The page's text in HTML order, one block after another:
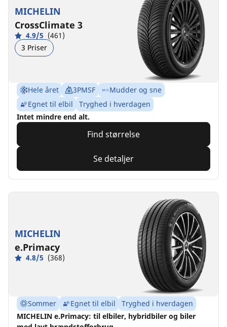
MICHELIN
CrossClimate 3
4.9/5 (461)
3 Priser
Hele året 3PMSF
Mudder og sne
Egnet til elbil
Tryghed i hverdagen
Intet mindre end alt.
Find størrelse
Se detaljer
MICHELIN
e.Primacy
4.8/5 (368)
Sommer Egnet til elbil
Tryghed i hverdagen
MICHELIN e.Primacy: til elbiler, hybridbiler og biler